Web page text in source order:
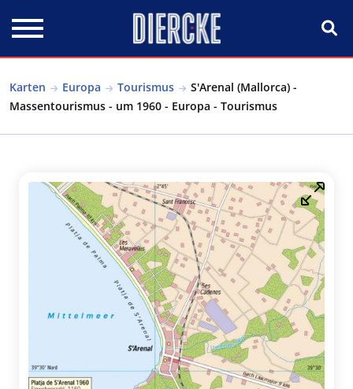
Karten Europa Tourismus
S'Arenal (Mallorca) -
Massentourismus - um 1960 - Europa - Tourismus